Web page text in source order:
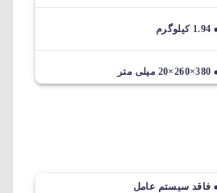
1.94 کیلوگرم
380×260×20 میلی متر
فاقد سیستم عامل